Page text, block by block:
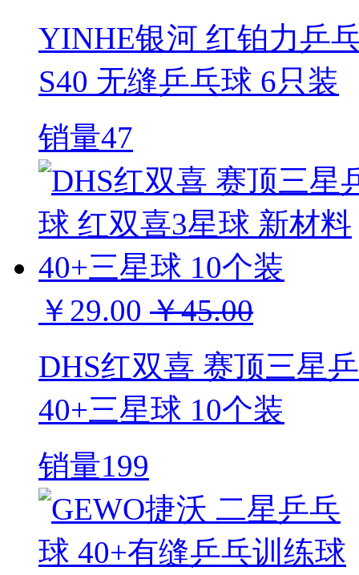
YINHE银河 红铂力乒
S40 无缝乒乓球 6只装
销量47
￥29.00 ￥45.00
DHS红双喜 赛顶三星
40+三星球 10个装
销量199